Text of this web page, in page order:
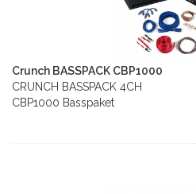
Crunch BASSPACK CBP1000
CRUNCH BASSPACK 4CH
CBP1000 Basspaket